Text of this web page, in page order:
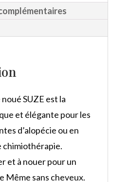
SUZE est la
et élégante pour les
d’alopécie ou en
et à nouer pour un
Même sans cheveux.